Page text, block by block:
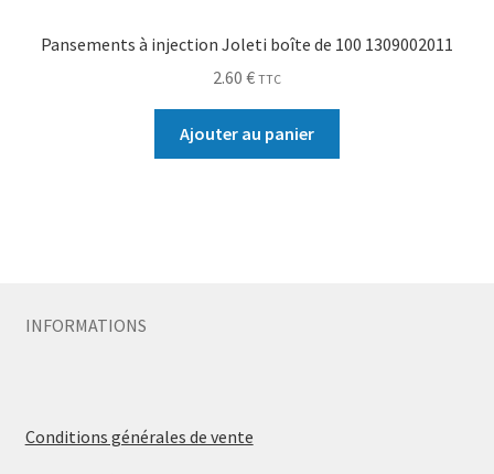
Pansements à injection Joleti boîte de 100 1309002011
2.60 € TTC
Ajouter au panier
INFORMATIONS
Conditions générales de vente